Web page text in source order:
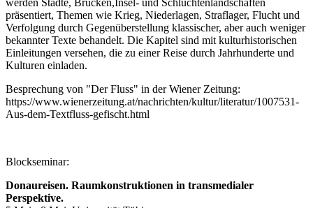
werden Städte, Brücken,Insel- und Schluchtenlandschaften
präsentiert, Themen wie Krieg, Niederlagen, Straflager, Flucht und
Verfolgung durch Gegenüberstellung klassischer, aber auch weniger
bekannter Texte behandelt. Die Kapitel sind mit kulturhistorischen
Einleitungen versehen, die zu einer Reise durch Jahrhunderte und
Kulturen einladen.
Besprechung von "Der Fluss" in der Wiener Zeitung:
https://www.wienerzeitung.at/nachrichten/kultur/literatur/1007531-
Aus-dem-Textfluss-gefischt.html
Blockseminar:
Donaureisen. Raumkonstruktionen in transmedialer
Perspektive.